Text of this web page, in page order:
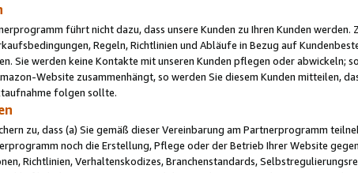
führt nicht dazu, dass unsere Kunden zu Ihren Kunden
Regeln, Richtlinien und Abläufe in Bezug auf
Sie werden keine Kontakte mit unseren Kunden pflegen oder abwickeln;
Website zusammenhängt, so werden Sie diesem Kunden mitteilen,
folgen sollte.
zu, dass (a) Sie gemäß dieser Vereinbarung am Partnerprogramm
noch die Erstellung, Pflege oder der Betrieb Ihrer Website
Richtlinien, Verhaltenskodizes, Branchenstandards,